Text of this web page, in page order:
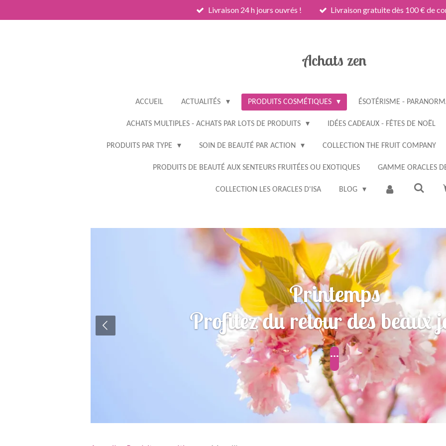
au
Livraison 24 h jours ouvrés ! Livraison gratuite dès 100 € de
Achats zen
ACCUEIL ACTUALITÉS PRODUITS COSMÉTIQUES ÉSOTÉRISME -
ACHATS MULTIPLES - ACHATS PAR LOTS DE PRODUITS IDÉES CADEAUX - FÊTES DE NOËL
PRODUITS PAR TYPE SOIN DE BEAUTÉ PAR ACTION COLLECTION THE FRUIT COMPANY
PRODUITS DE BEAUTÉ AUX SENTEURS FRUITÉES OU EXOTIQUES GAMME ORACLES
COLLECTION LES ORACLES D'ISA BLOG
Printemps
Profitez du retour des beaux
...